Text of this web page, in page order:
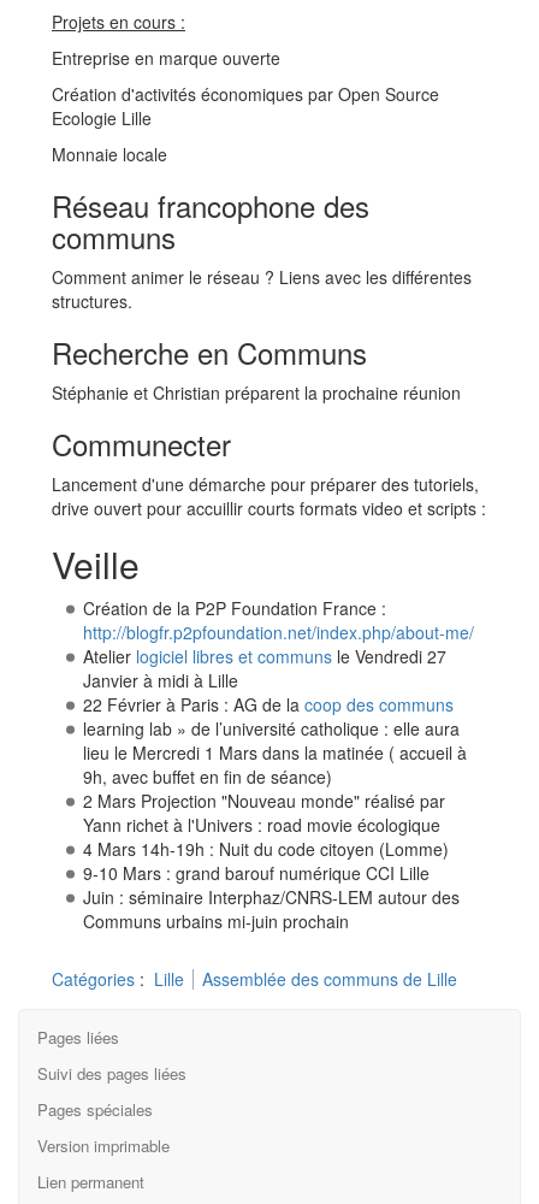
Projets en cours :
Entreprise en marque ouverte
Création d'activités économiques par Open Source
Ecologie Lille
Monnaie locale
Réseau francophone des
communs
Comment animer le réseau ? Liens avec les différentes
structures.
Recherche en Communs
Stéphanie et Christian préparent la prochaine réunion
Communecter
Lancement d'une démarche pour préparer des tutoriels,
drive ouvert pour accuillir courts formats video et scripts :
Veille
Création de la P2P Foundation France :
http://blogfr.p2pfoundation.net/index.php/about-me/
Atelier logiciel libres et communsle Vendredi 27
Janvier à midi à Lille
22 Février à Paris : AG de la coop des communs
learning lab » de l’université catholique : elle aura
lieu le Mercredi 1 Mars dans la matinée ( accueil à
9h, avec buffet en fin de séance)
2 Mars Projection "Nouveau monde" réalisé par
Yann richet à l'Univers : road movie écologique
4 Mars 14h-19h : Nuit du code citoyen (Lomme)
9-10 Mars : grand barouf numérique CCI Lille
Juin : séminaire Interphaz/CNRS-LEM autour des
Communs urbains mi-juin prochain
Catégories : Lille Assemblée des communs de Lille
Pages liées
Suivi des pages liées
Pages spéciales
Version imprimable
Lien permanent